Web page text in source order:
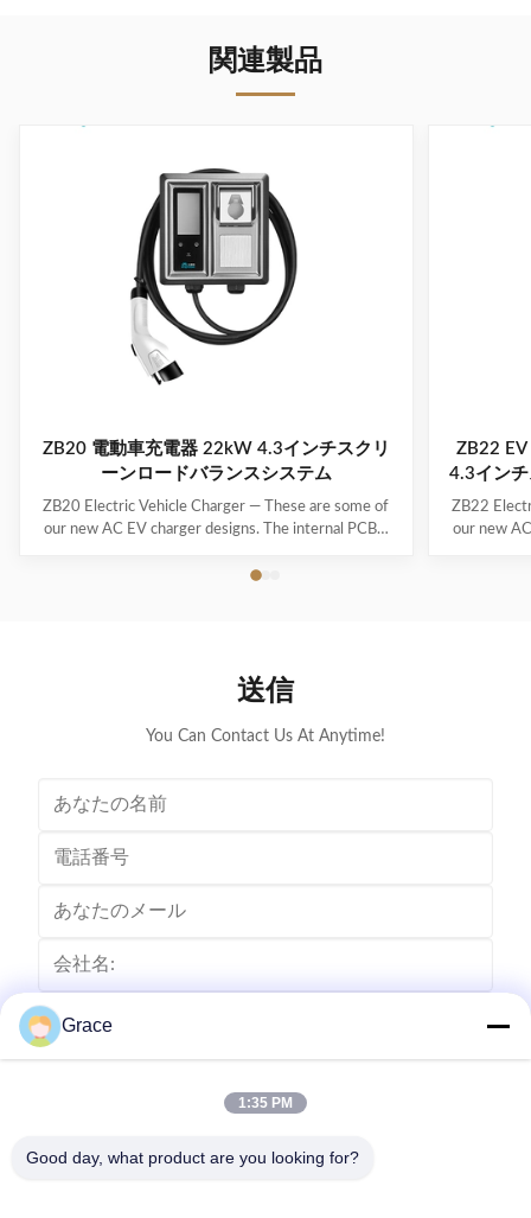
関連製品
ZB20 電動車充電器 22kW 4.3インチスクリ
ーンロードバランスシステム
ZB20 Electric Vehicle Charger — These are some of
our new AC EV charger designs. The internal PCBA
only the exteriors/enclosures are new, and they’re
ZB22
4.3イン
ZB22
our new
送信
You Can Contact Us At Anytime!
送りなさい
Grace
1:35 PM
Good day, what product are you looking for?